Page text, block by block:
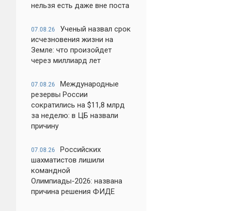
нельзя есть даже вне поста
07.08.26
Ученый назвал срок
исчезновения жизни на
Земле: что произойдет
через миллиард лет
07.08.26
Международные
резервы России
сократились на $11,8 млрд
за неделю: в ЦБ назвали
причину
07.08.26
Российских
шахматистов лишили
командной
Олимпиады-2026: названа
причина решения ФИДЕ